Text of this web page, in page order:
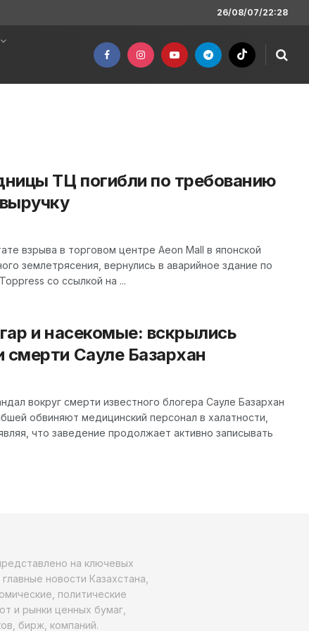
26/08/07/22:28
ТЦ погибли по требованию
взрыва в торговом центре Aeon Mall в японской
землетрясения, вернулись в аварийное здание по
со ссылкой на ...
и насекомые: вскрылись
Сауле Базархан
вокруг смерти известного блогера Сауле Базархан
обвиняют медицинский персонал в халатности,
что заведение продолжает активно записывать
на ключевых
новости Казахстана,
политические
и рынки ценных бумаг,
бирж, компаний.